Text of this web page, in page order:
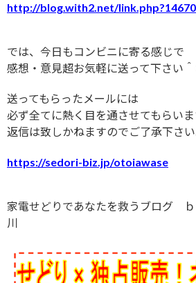
http://blog.with2.net/
では、今日もコンビニに寄る感じで
感想・意見超お気軽に送って下さい＾
送ってもらったメールには
必ず全てに熱く目を通させてもらい
返信は致しかねますのでご了承下さい
https://sedori-biz.jp/otoiawase
家電せどりであなたを救うブログ
川